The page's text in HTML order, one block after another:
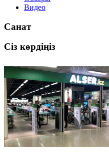
Видео
Санат
Сіз көрдіңіз